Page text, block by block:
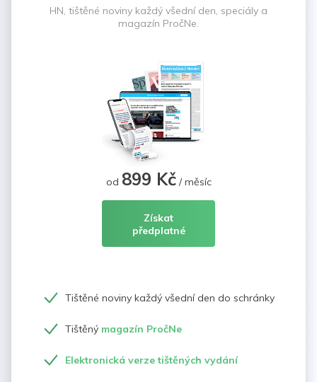
HN, tištěné noviny každý všední den, speciály a
magazín PročNe.
od 899 Kč/ měsíc
Získat
předplatné
Tištěné noviny každý všední den do schránky
Tištěný magazín PročNe
Elektronická verze tištěných vydání